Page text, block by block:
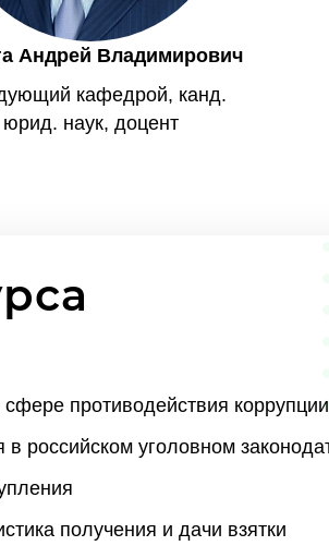
Андрей Владимирович
кафедрой, канд.
юрид. наук, доцент
противодействия коррупции
российском уголовном
получения и дачи взятки